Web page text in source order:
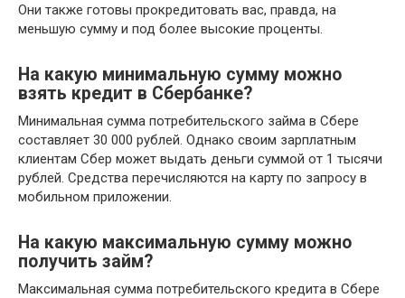
Они также готовы прокредитовать вас, правда, на
меньшую сумму и под более высокие проценты.
На какую минимальную сумму можно
взять кредит в Сбербанке?
Минимальная сумма потребительского займа в Сбере
составляет 30 000 рублей. Однако своим зарплатным
клиентам Сбер может выдать деньги суммой от 1 тысячи
рублей. Средства перечисляются на карту по запросу в
мобильном приложении.
На какую максимальную сумму можно
получить займ?
Максимальная сумма потребительского кредита в Сбере